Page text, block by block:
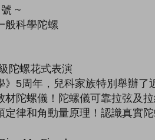
~
般科學陀螺
陀螺花式表演
》5周年，兒科家族特別舉辦
材陀螺儀！陀螺儀可靠拉弦及
定律和角動量原理！認識真實